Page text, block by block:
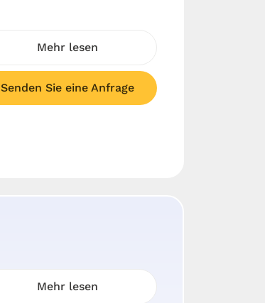
Mehr lesen
Senden Sie eine Anfrage
Mehr lesen